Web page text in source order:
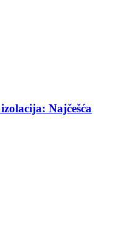
Najčešća